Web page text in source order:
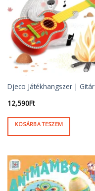
Djeco Játékhangszer | Gitár
12,590Ft
KOSÁRBA TESZEM